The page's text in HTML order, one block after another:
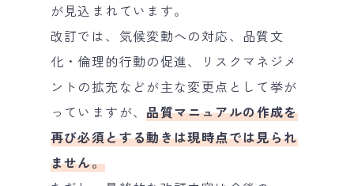
が見込まれています。
改訂では、気候変動への対応、品質文
化・倫理的行動の促進、リスクマネジメ
ントの拡充などが主な変更点として挙が
っていますが、品質マニュアルの作成を
再び必須とする動きは現時点では見られ
ません。